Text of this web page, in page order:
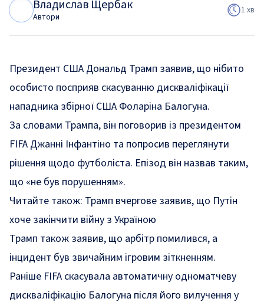
Владислав Щербак
Автори
1 хв
Президент США Дональд Трамп заявив, що нібито
особисто посприяв скасуванню дискваліфікації
нападника збірної США Фоларіна Балогуна.
За словами Трампа, він поговорив із президентом
FIFA Джанні Інфантіно та попросив переглянути
рішення щодо футболіста. Епізод він назвав таким,
що «не був порушенням».
Читайте також: Трамп вчергове заявив, що Путін
хоче закінчити війну з Україною
Трамп також заявив, що арбітр помилився, а
інцидент був звичайним ігровим зіткненням.
Раніше FIFA скасувала автоматичну одноматчеву
дискваліфікацію Балогуна після його вилучення у